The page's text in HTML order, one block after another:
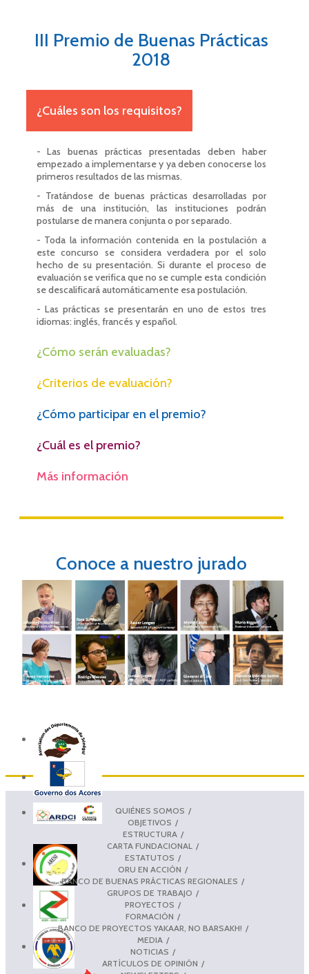
III Premio de Buenas Prácticas
2018
¿Cuáles son los requisitos?
- Las buenas prácticas presentadas deben haber
empezado a implementarse y ya deben conocerse los
primeros resultados de las mismas.
- Tratándose de buenas prácticas desarrolladas por
más de una institución, las instituciones podrán
postularse de manera conjunta o por separado.
- Toda la información contenida en la postulación a
este concurso se considera verdadera por el solo
hecho de su presentación. Si durante el proceso de
evaluación se verifica que no se cumple esta condición
se descalificará automáticamente esa postulación.
- Las prácticas se presentarán en uno de estos tres
idiomas: inglés, francés y español.
¿Cómo serán evaluadas?
¿Criterios de evaluación?
¿Cómo participar en el premio?
¿Cuál es el premio?
Más información
Conoce a nuestro jurado
QUIÉNES SOMOS
OBJETIVOS
ESTRUCTURA
CARTA FUNDACIONAL
ESTATUTOS
ORU EN ACCIÓN
BANCO DE BUENAS PRÁCTICAS REGIONALES
GRUPOS DE TRABAJO
PROYECTOS
FORMACIÓN
BANCO DE PROYECTOS YAKAAR, NO BARSAKH!
MEDIA
NOTICIAS
ARTÍCULOS DE OPINIÓN